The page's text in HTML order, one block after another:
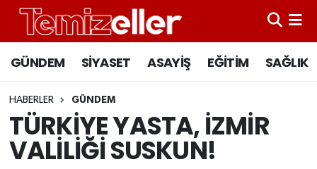
GÜNDEM SİYASET ASAYİŞ EĞİTİM SAĞLIK
HABERLER GÜNDEM
TÜRKİYE YASTA, İZMİR
VALİLİĞİ SUSKUN!
CANLI YAYIN
ASAYİŞ
EĞİTİM
Hava Durumu
Süper Lig Puan Durumu ve Fikstür
Tüm Manşetler